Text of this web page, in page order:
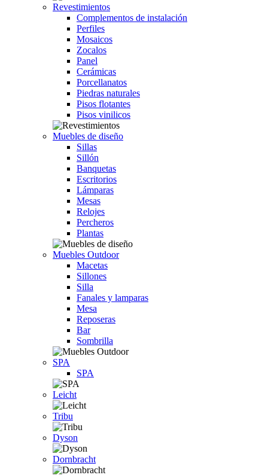
Revestimientos
Complementos de instalación
Perfiles
Mosaicos
Zocalos
Panel
Cerámicas
Porcellanatos
Piedras naturales
Pisos flotantes
Pisos vinilicos
Muebles de diseño
Sillas
Sillón
Banquetas
Escritorios
Lámparas
Mesas
Relojes
Percheros
Plantas
Muebles Outdoor
Macetas
Sillones
Silla
Fanales y lamparas
Mesa
Reposeras
Bar
Sombrilla
SPA
SPA
Leicht
Tribu
Dyson
Dornbracht